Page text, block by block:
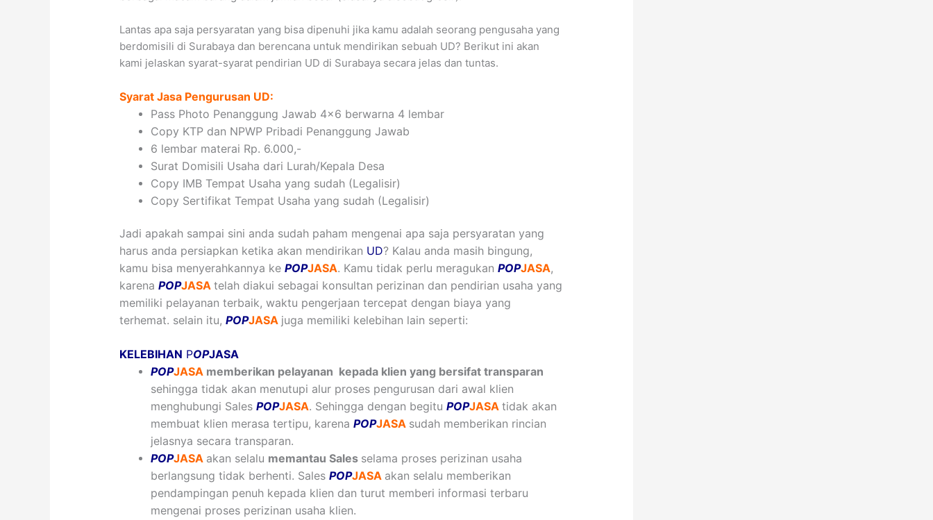
Lantas apa saja persyaratan yang bisa dipenuhi jika kamu adalah seorang pengusaha yang
berdomisili di Surabaya dan berencana untuk mendirikan sebuah UD? Berikut ini akan
kami jelaskan syarat-syarat pendirian UD di Surabaya secara jelas dan tuntas.
Syarat Jasa Pengurusan UD:
Pass Photo Penanggung Jawab 4×6 berwarna 4 lembar
Copy KTP dan NPWP Pribadi Penanggung Jawab
6 lembar materai Rp. 6.000,-
Surat Domisili Usaha dari Lurah/Kepala Desa
Copy IMB Tempat Usaha yang sudah (Legalisir)
Copy Sertifikat Tempat Usaha yang sudah (Legalisir)
Jadi apakah sampai sini anda sudah paham mengenai apa saja persyaratan yang
harus anda persiapkan ketika akan mendirikan UD? Kalau anda masih bingung,
kamu bisa menyerahkannya kePOPJASA. Kamu tidak perlu meragukanPOPJASA,
karenaPOPJASAtelah diakui sebagai konsultan perizinan dan pendirian usaha yang
memiliki pelayanan terbaik, waktu pengerjaan tercepat dengan biaya yang
terhemat. selain itu,POPJASA juga memiliki kelebihan lain seperti:
KELEBIHAN POPJASA
POPJASA memberikan pelayanan kepada klien yang bersifattransparan
sehingga tidak akan menutupi alur proses pengurusan dari awal klien
menghubungi SalesPOPJASA. Sehingga dengan begituPOPJASA tidak akan
membuat klien merasa tertipu, karenaPOPJASA sudah memberikan rincian
jelasnya secara transparan.
POPJASA akan selalu memantau Sales selama proses perizinan usaha
berlangsung tidak berhenti. SalesPOPJASA akan selalu memberikan
pendampingan penuh kepada klien dan turut memberi informasi terbaru
mengenai proses perizinan usaha klien.